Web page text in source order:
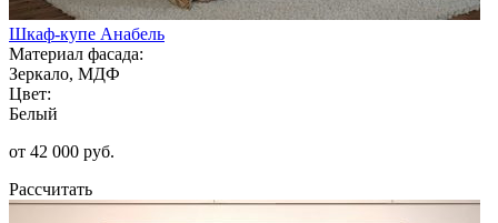
Шкаф-купе Анабель
Материал фасада:
Зеркало, МДФ
Цвет:
Белый
от 42 000 руб.
Рассчитать